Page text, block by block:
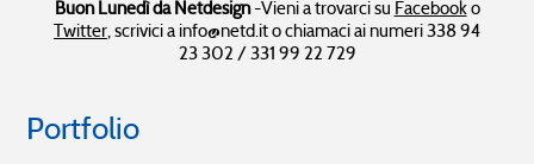
I nostri traguardi
Diffonditi su Internet
>> Pubblicazioni recenti
Sito web AMP
>> Tutte le soluzioni IT
Cambria CMS
Prodotti IT per l'impresa
Buon Lunedì da Netdesign-Vieni a trovarci su Facebooko
Twitter, scrivici a info@netd.it o chiamaci ai numeri 338 94
23 302 / 331 99 22 729
Portfolio